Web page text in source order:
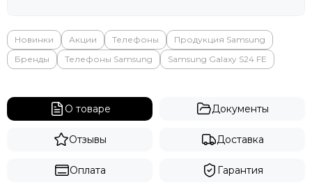
Новинки Акции Телефоны
Продукция Samsung
Бренды
Телефоны Samsung Samsung Galaxy S24 FE
О товаре Документы
Отзывы Доставка
Оплата Гарантия